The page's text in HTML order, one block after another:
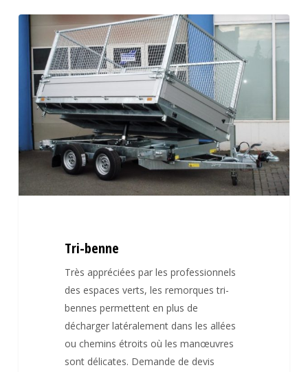
Tri-benne
Très appréciées par les professionnels
des espaces verts, les remorques tri-
bennes permettent en plus de
décharger latéralement dans les allées
ou chemins étroits où les manœuvres
sont délicates. Demande de devis